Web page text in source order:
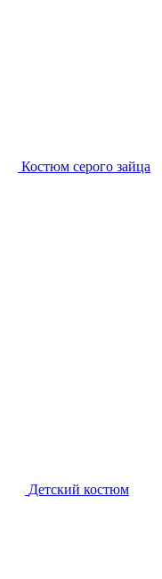
Костюм серого зайца
Детский костюм